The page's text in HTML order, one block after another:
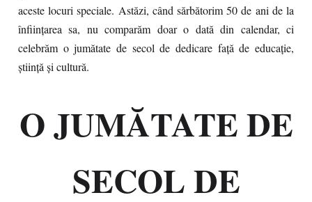
aceste locuri speciale. Astăzi, când sărbătorim 50 de ani de la
înființarea sa, nu comparăm doar o dată din calendar, ci
celebrăm o jumătate de secol de dedicare față de educație,
știință și cultură.
O JUMĂTATE DE
SECOL DE